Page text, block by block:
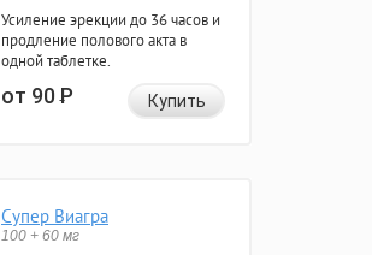
Усиление эрекции до 36 часов и
продление полового акта в
одной таблетке.
от 90Р Купить
Супер Виагра
100 + 60 мг